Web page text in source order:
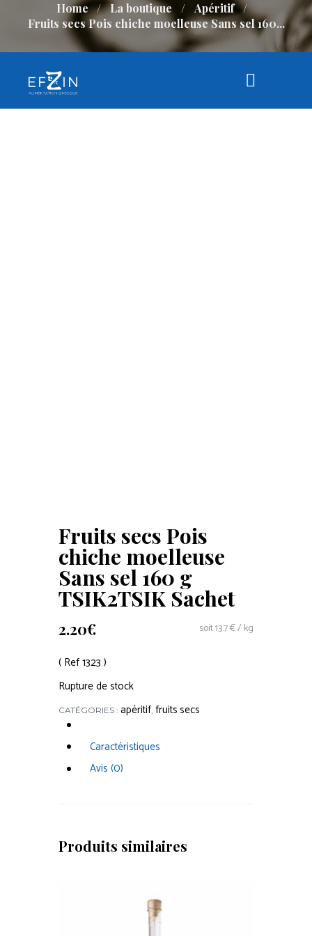
Home La boutique
Apéritif
Fruits secs Pois chiche moelleuse Sans sel 160...
Fruits secs Pois
chiche moelleuse
Sans sel 160 g
TSIK2TSIK Sachet
2.20€ soit 13.7 € / kg
( Ref 1323 )
Rupture de stock
CATÉGORIES : apéritif fruits secs
Caractéristiques
Avis (0)
Produits similaires